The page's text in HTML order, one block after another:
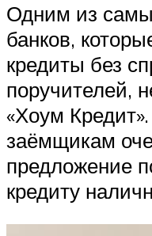
Одним из
банков,
кредиты без
поручителей,
«Хоум
заёмщикам
предложение
кредиту